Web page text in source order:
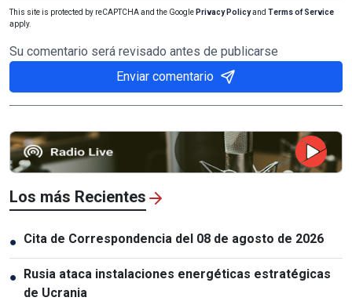
This site is protected by reCAPTCHA and the Google Privacy Policyand Terms of Service
apply.
Su comentario será revisado antes de publicarse
Enviar comentario
Los más Recientes
● Cita de Correspondencia del 08 de agosto de 2026
● Rusia ataca instalaciones energéticas estratégicas
de Ucrania